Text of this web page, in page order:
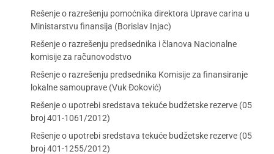
Rešenje o razrešenju pomoćnika direktora Uprave carina u
Ministarstvu finansija (Borislav Injac)
Rešenje o razrešenju predsednika i članova Nacionalne
komisije za računovodstvo
Rešenje o razrešenju predsednika Komisije za finansiranje
lokalne samouprave (Vuk Đoković)
Rešenje o upotrebi sredstava tekuće budžetske rezerve (05
broj 401-1061/2012)
Rešenje o upotrebi sredstava tekuće budžetske rezerve (05
broj 401-1255/2012)